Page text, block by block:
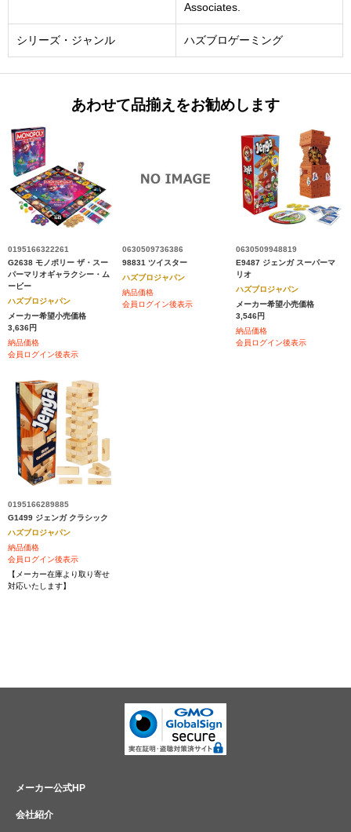
Associates.
シリーズ・ジャンル ハズブロゲーミング
あわせて品揃えをお勧めします
0195166322261
G2638 モノポリー ザ・スー
パーマリオギャラクシー・ム
ービー
ハズブロジャパン
メーカー希望小売価格
3,636円
納品価格
会員ログイン後表示
0630509736386
98831 ツイスター
ハズブロジャパン
納品価格
会員ログイン後表示
0630509948819
E9487 ジェンガ スーパーマ
リオ
ハズブロジャパン
メーカー希望小売価格
3,546円
納品価格
会員ログイン後表示
0195166289885
G1499 ジェンガ クラシック
ハズブロジャパン
納品価格
会員ログイン後表示
【メーカー在庫より取り寄せ
対応いたします】
メーカー公式HP
会社紹介